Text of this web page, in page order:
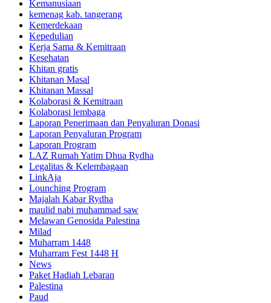
Kemanusiaan
kemenag kab. tangerang
Kemerdekaan
Kepedulian
Kerja Sama & Kemitraan
Kesehatan
Khitan gratis
Khitanan Masal
Khitanan Massal
Kolaborasi & Kemitraan
Kolaborasi lembaga
Laporan Penerimaan dan Penyaluran Donasi
Laporan Penyaluran Program
Laporan Program
LAZ Rumah Yatim Dhua Rydha
Legalitas & Kelembagaan
LinkAja
Lounching Program
Majalah Kabar Rydha
maulid nabi muhammad saw
Melawan Genosida Palestina
Milad
Muharram 1448
Muharram Fest 1448 H
News
Paket Hadiah Lebaran
Palestina
Paud